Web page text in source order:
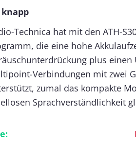
Technica hat mit den ATH-
die eine hohe
plus
Verbindungen mit zwei
zumal das kompakte
Sprachverständlichkeit